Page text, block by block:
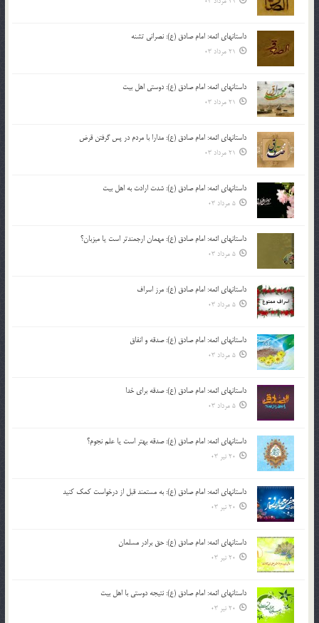
داستانهای ائمه: امام صادق (ع): نصرانی تشنه
21 مرداد 03
داستانهای ائمه: امام صادق (ع): دوستی اهل بیت
21 مرداد 03
داستانهای ائمه: امام صادق (ع): مدارا با مردم در پس گرفتن قرض
21 مرداد 03
داستانهای ائمه: امام صادق (ع): شدت ارادت به اهل بیت
5 مرداد 03
داستانهای ائمه: امام صادق (ع): مهمان ارجمندتر است یا میزبان؟
5 مرداد 03
داستانهای ائمه: امام صادق (ع): مرز اسراف
5 مرداد 03
داستانهای ائمه: امام صادق (ع): صدقه و انفاق
5 مرداد 03
داستانهای ائمه: امام صادق (ع): صدقه برای خدا
5 مرداد 03
داستانهای ائمه: امام صادق (ع): صدقه بهتر است یا علم نجوم؟
20 تیر 03
داستانهای ائمه: امام صادق (ع): به مستمند قبل از درخواست کمک کنید
20 تیر 03
داستانهای ائمه: امام صادق (ع): حق برادر مسلمان
20 تیر 03
داستانهای ائمه: امام صادق (ع): نتیجه دوستی با اهل بیت
20 تیر 03